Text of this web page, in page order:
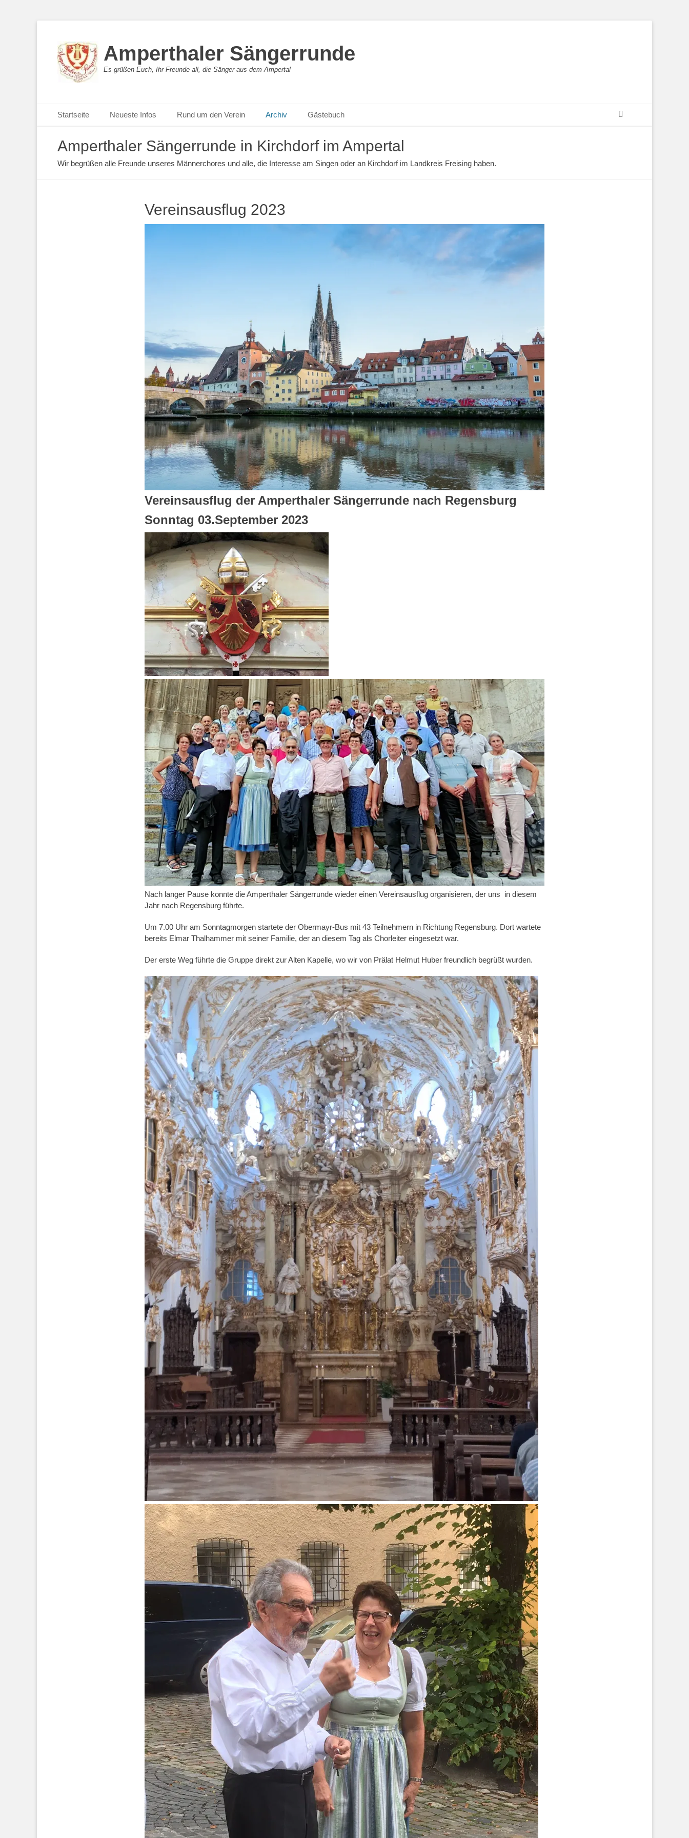
Amperthaler Sängerrunde
Es grüßen Euch, Ihr Freunde all, die Sänger aus dem Ampertal
Primäres Menü
Startseite Neueste Infos Rund um den Verein Archiv Gästebuch
Amperthaler Sängerrunde in Kirchdorf im Ampertal
Wir begrüßen alle Freunde unseres Männerchores und alle, die Interesse am Singen oder an Kirchdorf im Landkreis Freising haben.
Vereinsausflug 2023
Vereinsausflug der Amperthaler Sängerrunde nach Regensburg
Sonntag 03.September 2023
Nach langer Pause konnte die Amperthaler Sängerrunde wieder einen Vereinsausflug organisieren, der uns in diesem
Jahr nach Regensburg führte.
Um 7.00 Uhr am Sonntagmorgen startete der Obermayr-Bus mit 43 Teilnehmern in Richtung Regensburg. Dort wartete
bereits Elmar Thalhammer mit seiner Familie, der an diesem Tag als Chorleiter eingesetzt war.
Der erste Weg führte die Gruppe direkt zur Alten Kapelle, wo wir von Prälat Helmut Huber freundlich begrüßt wurden.